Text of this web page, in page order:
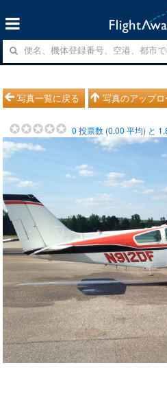
写真一覧に戻る 写真のアップロ
0 投票数 (0.00 平均) と